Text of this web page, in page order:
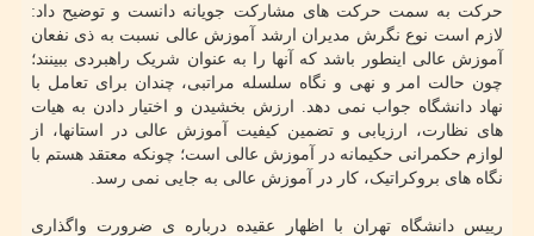
حرکت به سمت حرکت های مشارکت جویانه دانست و توضیح داد:
لازم است نوع نگرش مدیران ارشد آموزش عالی نسبت به ذی نفعان
آموزش عالی اینطور باشد که آنها را به عنوان شریک راهبردی ببینند؛
چون حالت امر و نهی و نگاه سلسله مراتبی، چندان برای تعامل با
نهاد دانشگاه جواب نمی دهد. ارزش بخشیدن و اختیار دادن به هیات
های نظارت، ارزیابی و تضمین کیفیت آموزش عالی در استانها، از
لوازم حکمرانی حکیمانه در آموزش عالی است؛ چونکه معتقد هستم با
نگاه های بروکراتیک، کار در آموزش عالی به جایی نمی رسد.
رییس دانشگاه تهران با اظهار عقیده درباره ی ضرورت واگذاری